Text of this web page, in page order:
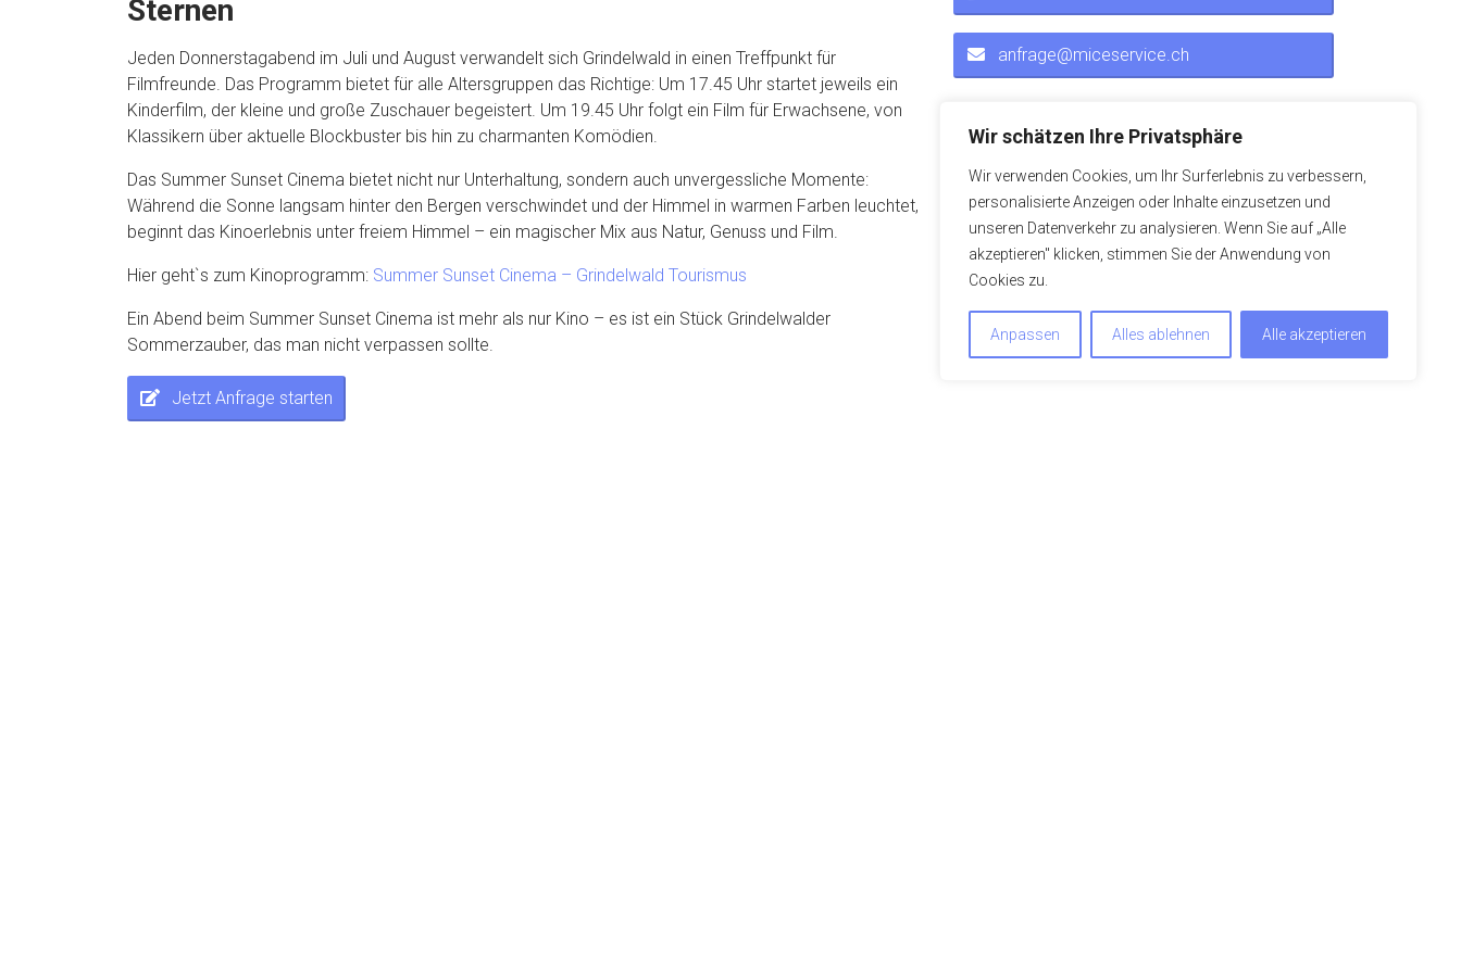
Wir schätzen Ihre Privatsphäre
Wir verwenden Cookies, um Ihr Surferlebnis zu verbessern,
personalisierte Anzeigen oder Inhalte einzusetzen und
unseren Datenverkehr zu analysieren. Wenn Sie auf „Alle
akzeptieren" klicken, stimmen Sie der Anwendung von
Cookies zu.
Anpassen Alles ablehnen Alle akzeptieren
Sternen
Jeden Donnerstagabend im Juli und August verwandelt sich Grindelwald in einen Treffpunkt für
Filmfreunde. Das Programm bietet für alle Altersgruppen das Richtige: Um 17.45 Uhr startet jeweils ein
Kinderfilm, der kleine und große Zuschauer begeistert. Um 19.45 Uhr folgt ein Film für Erwachsene, von
Klassikern über aktuelle Blockbuster bis hin zu charmanten Komödien.
Das Summer Sunset Cinema bietet nicht nur Unterhaltung, sondern auch unvergessliche Momente:
Während die Sonne langsam hinter den Bergen verschwindet und der Himmel in warmen Farben leuchtet,
beginnt das Kinoerlebnis unter freiem Himmel – ein magischer Mix aus Natur, Genuss und Film.
Hier geht`s zum Kinoprogramm: Summer Sunset Cinema – Grindelwald Tourismus
Ein Abend beim Summer Sunset Cinema ist mehr als nur Kino – es ist ein Stück Grindelwalder
Sommerzauber, das man nicht verpassen sollte.
Jetzt Anfrage starten
anfrage@miceservice.ch